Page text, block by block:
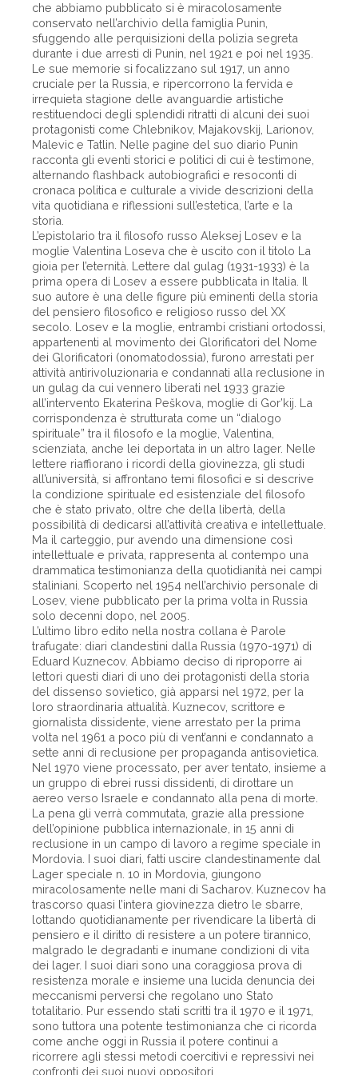
che abbiamo pubblicato si è miracolosamente
conservato nell’archivio della famiglia Punin,
sfuggendo alle perquisizioni della polizia segreta
durante i due arresti di Punin, nel 1921 e poi nel 1935.
Le sue memorie si focalizzano sul 1917, un anno
cruciale per la Russia, e ripercorrono la fervida e
irrequieta stagione delle avanguardie artistiche
restituendoci degli splendidi ritratti di alcuni dei suoi
protagonisti come Chlebnikov, Majakovskij, Larionov,
Malevic e Tatlin. Nelle pagine del suo diario Punin
racconta gli eventi storici e politici di cui è testimone,
alternando flashback autobiografici e resoconti di
cronaca politica e culturale a vivide descrizioni della
vita quotidiana e riflessioni sull’estetica, l’arte e la
storia.
L’epistolario tra il filosofo russo Aleksej Losev e la
moglie Valentina Loseva che è uscito con il titolo La
gioia per l’eternità. Lettere dal gulag (1931-1933) è la
prima opera di Losev a essere pubblicata in Italia. Il
suo autore è una delle figure più eminenti della storia
del pensiero filosofico e religioso russo del XX
secolo. Losev e la moglie, entrambi cristiani ortodossi,
appartenenti al movimento dei Glorificatori del Nome
dei Glorificatori (onomatodossia), furono arrestati per
attività antirivoluzionaria e condannati alla reclusione in
un gulag da cui vennero liberati nel 1933 grazie
all’intervento Ekaterina Peškova, moglie di Gor’kij. La
corrispondenza è strutturata come un “dialogo
spirituale” tra il filosofo e la moglie, Valentina,
scienziata, anche lei deportata in un altro lager. Nelle
lettere riaffiorano i ricordi della giovinezza, gli studi
all’università, si affrontano temi filosofici e si descrive
la condizione spirituale ed esistenziale del filosofo
che è stato privato, oltre che della libertà, della
possibilità di dedicarsi all’attività creativa e intellettuale.
Ma il carteggio, pur avendo una dimensione così
intellettuale e privata, rappresenta al contempo una
drammatica testimonianza della quotidianità nei campi
staliniani. Scoperto nel 1954 nell’archivio personale di
Losev, viene pubblicato per la prima volta in Russia
solo decenni dopo, nel 2005.
L’ultimo libro edito nella nostra collana è Parole
trafugate: diari clandestini dalla Russia (1970-1971) di
Eduard Kuznecov. Abbiamo deciso di riproporre ai
lettori questi diari di uno dei protagonisti della storia
del dissenso sovietico, già apparsi nel 1972, per la
loro straordinaria attualità. Kuznecov, scrittore e
giornalista dissidente, viene arrestato per la prima
volta nel 1961 a poco più di vent’anni e condannato a
sette anni di reclusione per propaganda antisovietica.
Nel 1970 viene processato, per aver tentato, insieme a
un gruppo di ebrei russi dissidenti, di dirottare un
aereo verso Israele e condannato alla pena di morte.
La pena gli verrà commutata, grazie alla pressione
dell’opinione pubblica internazionale, in 15 anni di
reclusione in un campo di lavoro a regime speciale in
Mordovia. I suoi diari, fatti uscire clandestinamente dal
Lager speciale n. 10 in Mordovia, giungono
miracolosamente nelle mani di Sacharov. Kuznecov ha
trascorso quasi l’intera giovinezza dietro le sbarre,
lottando quotidianamente per rivendicare la libertà di
pensiero e il diritto di resistere a un potere tirannico,
malgrado le degradanti e inumane condizioni di vita
dei lager. I suoi diari sono una coraggiosa prova di
resistenza morale e insieme una lucida denuncia dei
meccanismi perversi che regolano uno Stato
totalitario. Pur essendo stati scritti tra il 1970 e il 1971,
sono tuttora una potente testimonianza che ci ricorda
come anche oggi in Russia il potere continui a
ricorrere agli stessi metodi coercitivi e repressivi nei
confronti dei suoi nuovi oppositori.